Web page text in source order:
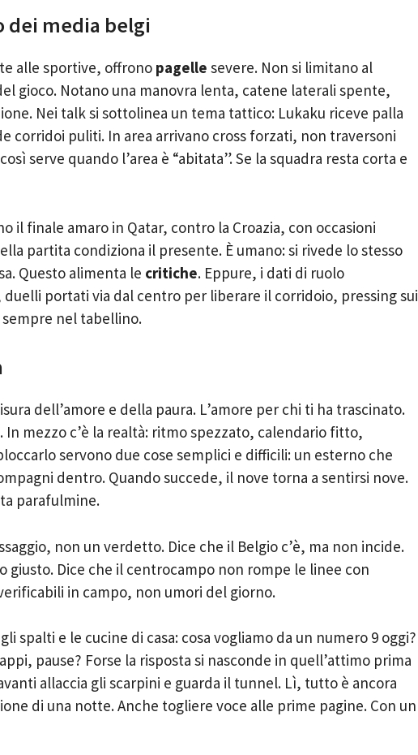
dei media belgi
alle sportive, offrono pagelle severe. Non si limitano al
gioco. Notano una manovra lenta, catene laterali spente,
Nei talk si sottolinea un tema tattico: Lukaku riceve palla
corridoi puliti. In area arrivano cross forzati, non traversoni
serve quando l’area è “abitata”. Se la squadra resta corta e
il finale amaro in Qatar, contro la Croazia, con occasioni
partita condiziona il presente. È umano: si rivede lo stesso
Questo alimenta le critiche. Eppure, i dati di ruolo
portati via dal centro per liberare il corridoio, pressing sui
nel tabellino.
dell’amore e della paura. L’amore per chi ti ha trascinato.
mezzo c’è la realtà: ritmo spezzato, calendario fitto,
servono due cose semplici e difficili: un esterno che
dentro. Quando succede, il nove torna a sentirsi nove.
parafulmine.
non un verdetto. Dice che il Belgio c’è, ma non incide.
giusto. Dice che il centrocampo non rompe le linee con
in campo, non umori del giorno.
spalti e le cucine di casa: cosa vogliamo da un numero 9 oggi?
pause? Forse la risposta si nasconde in quell’attimo prima
allaccia gli scarpini e guarda il tunnel. Lì, tutto è ancora
di una notte. Anche togliere voce alle prime pagine. Con un